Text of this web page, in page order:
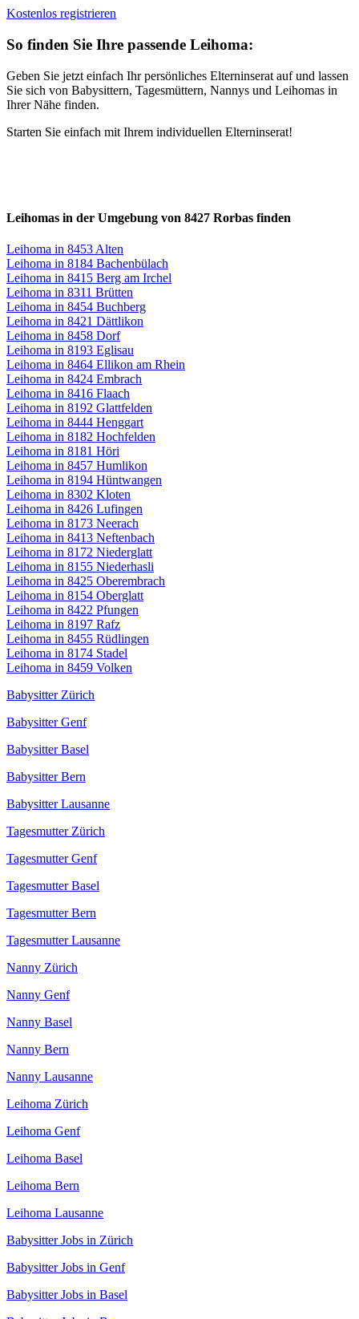
Kostenlos registrieren
So finden Sie Ihre passende Leihoma:
Geben Sie jetzt einfach Ihr persönliches Elterninserat auf und lassen
Sie sich von Babysittern, Tagesmüttern, Nannys und Leihomas in
Ihrer Nähe finden.
Starten Sie einfach mit Ihrem individuellen Elterninserat!
Leihomas in der Umgebung von 8427 Rorbas finden
Leihoma in 8453 Alten
Leihoma in 8184 Bachenbülach
Leihoma in 8415 Berg am Irchel
Leihoma in 8311 Brütten
Leihoma in 8454 Buchberg
Leihoma in 8421 Dättlikon
Leihoma in 8458 Dorf
Leihoma in 8193 Eglisau
Leihoma in 8464 Ellikon am Rhein
Leihoma in 8424 Embrach
Leihoma in 8416 Flaach
Leihoma in 8192 Glattfelden
Leihoma in 8444 Henggart
Leihoma in 8182 Hochfelden
Leihoma in 8181 Höri
Leihoma in 8457 Humlikon
Leihoma in 8194 Hüntwangen
Leihoma in 8302 Kloten
Leihoma in 8426 Lufingen
Leihoma in 8173 Neerach
Leihoma in 8413 Neftenbach
Leihoma in 8172 Niederglatt
Leihoma in 8155 Niederhasli
Leihoma in 8425 Oberembrach
Leihoma in 8154 Oberglatt
Leihoma in 8422 Pfungen
Leihoma in 8197 Rafz
Leihoma in 8455 Rüdlingen
Leihoma in 8174 Stadel
Leihoma in 8459 Volken
Babysitter Zürich
Babysitter Genf
Babysitter Basel
Babysitter Bern
Babysitter Lausanne
Tagesmutter Zürich
Tagesmutter Genf
Tagesmutter Basel
Tagesmutter Bern
Tagesmutter Lausanne
Nanny Zürich
Nanny Genf
Nanny Basel
Nanny Bern
Nanny Lausanne
Leihoma Zürich
Leihoma Genf
Leihoma Basel
Leihoma Bern
Leihoma Lausanne
Babysitter Jobs in Zürich
Babysitter Jobs in Genf
Babysitter Jobs in Basel